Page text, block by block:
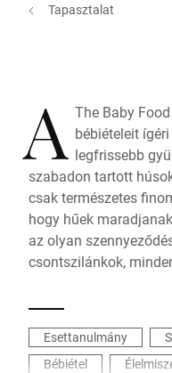
Tapasztalat
A The Baby
bébiételeit
legfrissebb
szabadon tartott
csak természetes
hogy hűek
az olyan
csontszilánkok,
Esettanulmány
Bébiétel